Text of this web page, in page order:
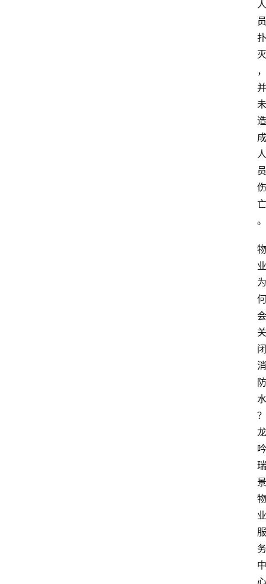
人
员
扑
灭
，
并
未
造
成
人
员
伤
亡
。
物
业
为
何
会
关
闭
消
防
水
？
龙
吟
瑞
景
物
业
服
务
中
心